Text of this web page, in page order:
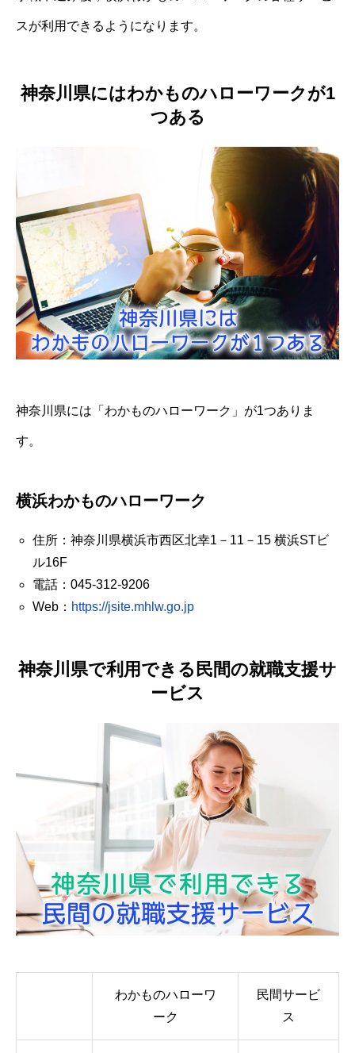
スが利用できるようになります。
神奈川県にはわかものハローワークが1
つある
神奈川県には「わかものハローワーク」が1つありま
す。
横浜わかものハローワーク
住所：神奈川県横浜市西区北幸1－11－15 横浜STビ
ル16F
電話：045-312-9206
Web： https://jsite.mhlw.go.jp
神奈川県で利用できる民間の就職支援サ
ービス
わかものハローワ
ーク
民間サービ
ス